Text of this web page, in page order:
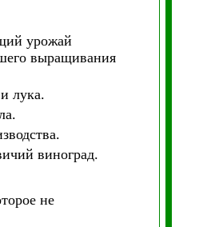
урожай
выращивания
лука.
виноград.
не